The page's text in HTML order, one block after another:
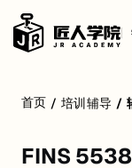
FINS 5538 公
开始日期: 2021/6/10
首页 / 培训辅导 /
FINS